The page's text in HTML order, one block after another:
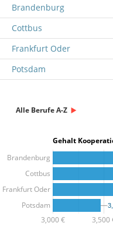
Brandenburg
Cottbus
Frankfurt Oder
Potsdam
Alle Berufe A-Z
Gehalt
3,000 € 3,500
Brandenburg
Cottbus
Frankfurt Oder
Potsdam